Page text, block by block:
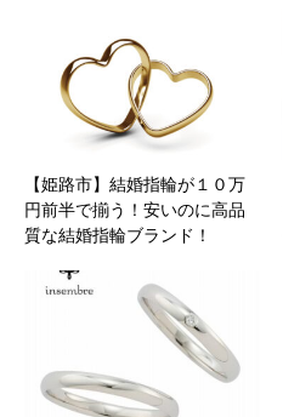
【姫路市】結婚指輪が１０万
円前半で揃う！安いのに高品
質な結婚指輪ブランド！